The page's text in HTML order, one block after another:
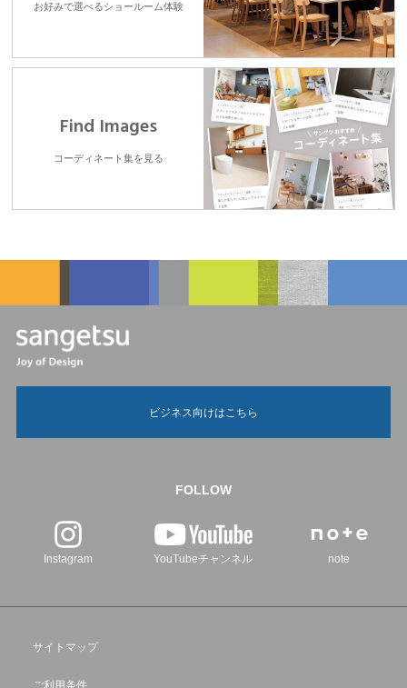
お好みで選べるショールーム体験
Find Images
コーディネート集を見る
ビジネス向けはこちら
FOLLOW
Instagram YouTubeチャンネル note
サイトマップ
ご利用条件